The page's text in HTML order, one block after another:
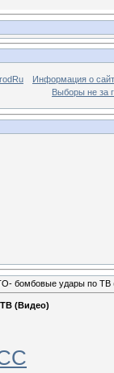
Информация о
Выборы не за
бомбовые удары по ТВ
(Видео)